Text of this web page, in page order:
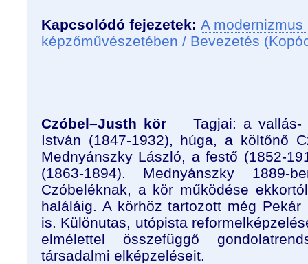
Kapcsolódó fejezetek: A
képzőművészetében / Bevezetés
Czóbel–Justh kör
Tagjai: a vallás-
István (1847-1932), húga, a költőnő
Mednyánszky László, a festő (1852-
(1863-1894). Mednyánszky
Czóbeléknak, a kör működése
haláláig. A körhöz tartozott még
is. Különutas, utópista
elmélettel összefüggő
társadalmi elképzeléseit.